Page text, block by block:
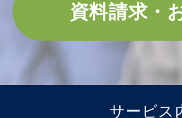
資料請求・
サービス